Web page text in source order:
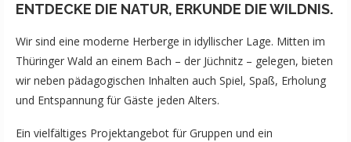
ENTDECKE DIE NATUR, ERKUNDE DIE WILDNIS.
Wir sind eine moderne Herberge in idyllischer Lage. Mitten im
Thüringer Wald an einem Bach – der Jüchnitz – gelegen, bieten
wir neben pädagogischen Inhalten auch Spiel, Spaß, Erholung
und Entspannung für Gäste jeden Alters.
Ein vielfältiges Projektangebot für Gruppen und ein